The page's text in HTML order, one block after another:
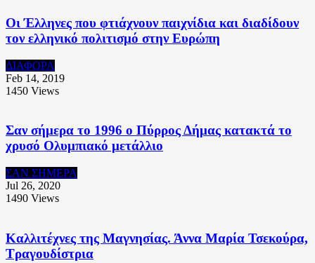
Οι Έλληνες που φτιάχνουν παιχνίδια και διαδίδουν
τον ελληνικό πολιτισμό στην Ευρώπη
ΔΙΑΦΟΡΑ
Feb 14, 2019
1450 Views
Σαν σήμερα το 1996 ο Πύρρος Δήμας κατακτά το
χρυσό Ολυμπιακό μετάλλιο
ΣΑΝ ΣΗΜΕΡΑ
Jul 26, 2020
1490 Views
Καλλιτέχνες της Μαγνησίας. Άννα Μαρία Τσεκούρα,
Τραγουδίστρια